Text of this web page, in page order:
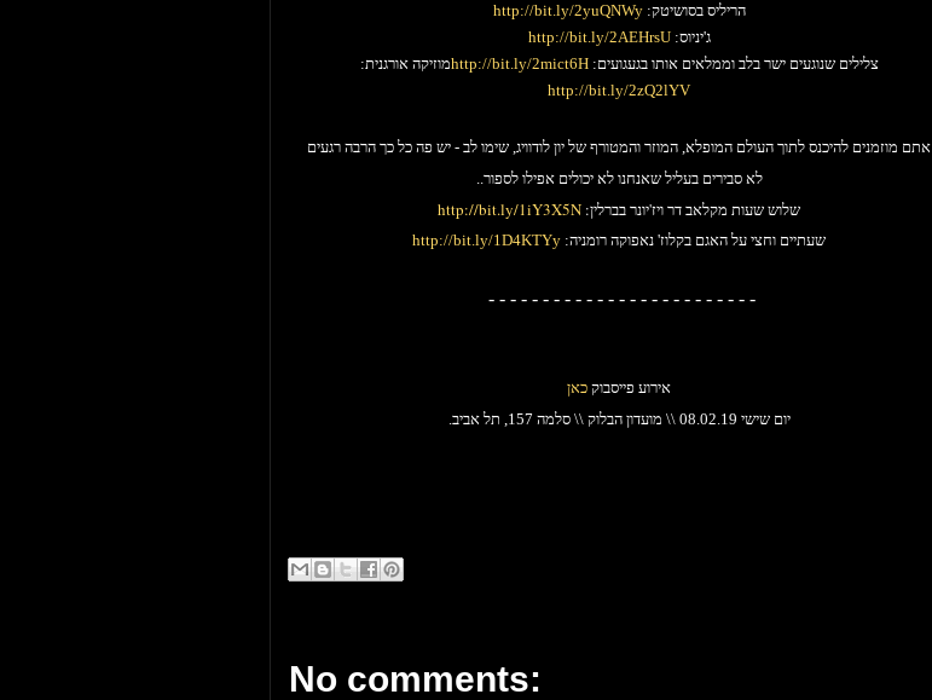
הריליס בסושיטק:http://bit.ly/2yuQNWy
ג'יניוס:http://bit.ly/2AEHrsU
צלילים שנוגעים ישר בלב וממלאים אותו בגעגועים:http://bit.ly/2mict6Hמוזיקה אורגנית:
http://bit.ly/2zQ2lYV
אתם מוזמנים להיכנס לתוך העולם המופלא, המוזר והמטורף של יון לודוויג, שימו לב - יש פה כל כך הרבה רגעים
לא סבירים בעליל שאנחנו לא יכולים אפילו לספור..
שלוש שעות מקלאב דר ויז'יונר בברלין: http://bit.ly/1iY3X5N
שעתיים וחצי על האגם בקלוז' נאפוקה רומניה: http://bit.ly/1D4KTYy
- - - - - - - - - - - - - - - - - - - - - - - - -
אירוע פייסבוק כאן
יום שישי 08.02.19 \\ מועדון הבלוק \\ סלמה 157, תל אביב.
No comments: